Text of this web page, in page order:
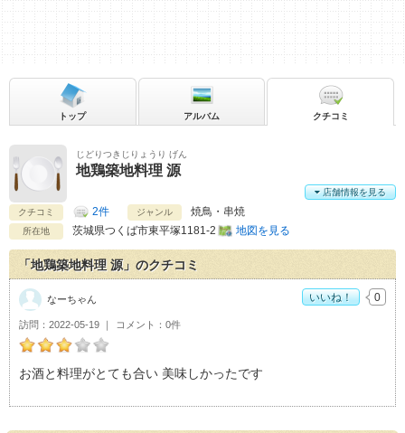
じどりつきじりょうり げん
地鶏築地料理 源
クチコミ 2件 ジャンル 焼鳥・串焼
所在地 茨城県つくば市東平塚1181-2 地図を見る
店舗情報を見る
トップ アルバム クチコミ
「地鶏築地料理 源」のクチコミ
なーちゃんの地鶏築地料理 源おすすめ度：
お酒と料理がとても合い 美味しかったです
訪問 2022-05-19 コメント 0件
なーちゃん いいね！ 0